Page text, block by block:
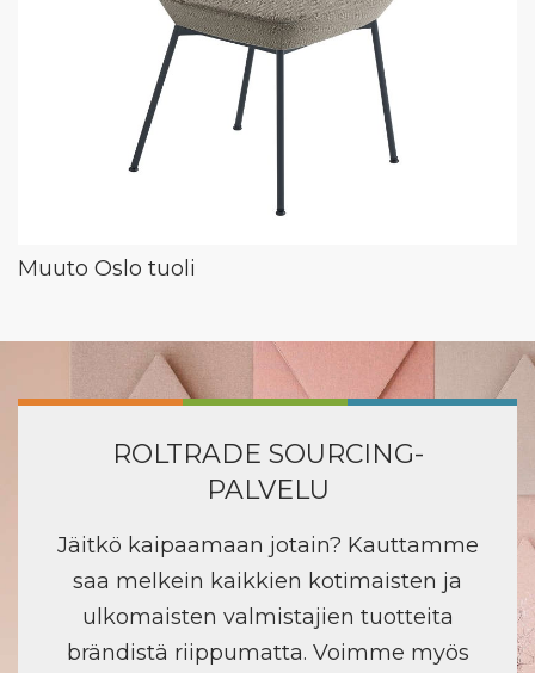
Muuto Oslo tuoli
ROLTRADE SOURCING-
PALVELU
Jäitkö kaipaamaan jotain? Kauttamme
saa melkein kaikkien kotimaisten ja
ulkomaisten valmistajien tuotteita
brändistä riippumatta. Voimme myös